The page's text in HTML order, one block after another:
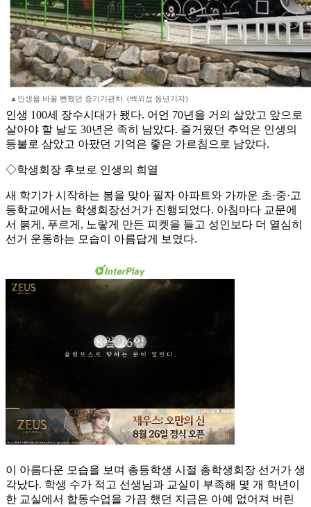
▲인생을 바꿀 뻔했던 증기기관차. (백외섭 동년기자)
인생 100세 장수시대가 됐다. 어언 70년을 거의 살았고 앞으로
살아야 할 날도 30년은 족히 남았다. 즐거웠던 추억은 인생의
등불로 삼았고 아팠던 기억은 좋은 가르침으로 남았다.
◇학생회장 후보로 인생의 희열
새 학기가 시작하는 봄을 맞아 필자 아파트와 가까운 초·중·고
등학교에서는 학생회장선거가 진행되었다. 아침마다 교문에
서 붉게, 푸르게, 노랗게 만든 피켓을 들고 성인보다 더 열심히
선거 운동하는 모습이 아름답게 보였다.
이 아름다운 모습을 보며 총등학생 시절 총학생회장 선거가 생
각났다. 학생 수가 적고 선생님과 교실이 부족해 몇 개 학년이
한 교실에서 합동수업을 가끔 했던 지금은 아예 없어져 버린